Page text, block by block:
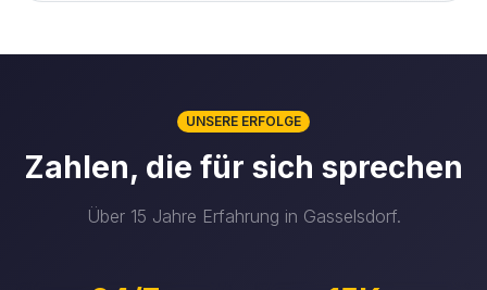
UNSERE ERFOLGE
Zahlen, die für sich sprechen
Über 15 Jahre Erfahrung in Gasselsdorf.